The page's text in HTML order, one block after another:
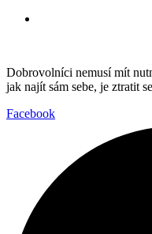
Dobrovolníci nemusí mít
jak najít sám sebe, je ztratit
Facebook